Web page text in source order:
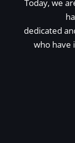
Today, we
dedicated
who have